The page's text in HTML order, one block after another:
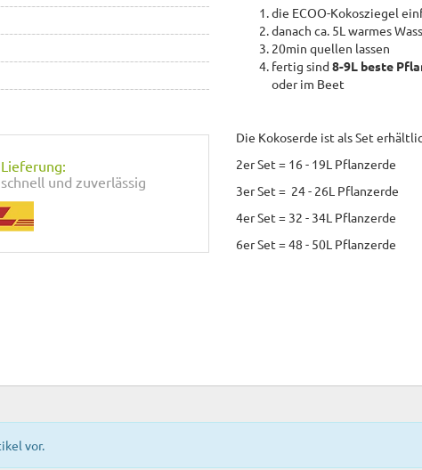
Lieferung:
schnell und zuverlässig
die ECOO-Kokosziegel
danach ca. 5L warmes
20min quellen lassen
fertig sind8-9L beste
oder im Beet
Die Kokoserde ist als Set
2er Set = 16 - 19L Pflanzerde
3er Set = 24 - 26L Pflanzerde
4er Set = 32 - 34L Pflanzerde
6er Set = 48 - 50L Pflanzerde
vor.